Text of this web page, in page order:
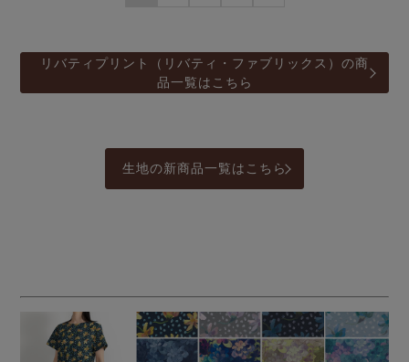
リバティプリント（リバティ・ファブリックス）の商
品一覧はこちら
生地の新商品一覧はこちら